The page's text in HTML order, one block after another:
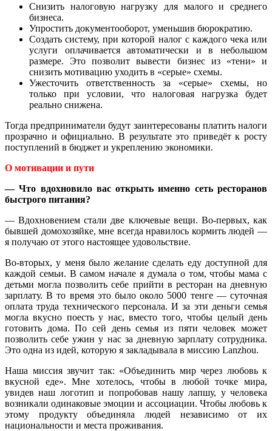
Снизить налоговую нагрузку для малого и среднего
бизнеса.
Упростить документооборот, уменьшив бюрократию.
Создать систему, при которой налог с каждого чека или
услуги оплачивается автоматически и в небольшом
размере. Это позволит вывести бизнес из «тени» и
снизить мотивацию уходить в «серые» схемы.
Ужесточить ответственность за «серые» схемы, но
только при условии, что налоговая нагрузка будет
реально снижена.
Тогда предприниматели будут заинтересованы платить налоги
прозрачно и официально. В результате это приведёт к росту
поступлений в бюджет и укреплению экономики.
О мотивации и пути
— Что вдохновило вас открыть именно сеть ресторанов
быстрого питания?
— Вдохновением стали две ключевые вещи. Во-первых, как
бывшей домохозяйке, мне всегда нравилось кормить людей —
я получаю от этого настоящее удовольствие.
Во-вторых, у меня было желание сделать еду доступной для
каждой семьи. В самом начале я думала о том, чтобы мама с
детьми могла позволить себе прийти в ресторан на дневную
зарплату. В то время это было около 5000 тенге — суточная
оплата труда технического персонала. И за эти деньги семья
могла вкусно поесть у нас, вместо того, чтобы целый день
готовить дома. По сей день семья из пяти человек может
позволить себе ужин у нас за дневную зарплату сотрудника.
Это одна из идей, которую я закладывала в миссию Lanzhou.
Наша миссия звучит так: «Объединить мир через любовь к
вкусной еде». Мне хотелось, чтобы в любой точке мира,
увидев наш логотип и попробовав нашу лапшу, у человека
возникали одинаковые эмоции и ассоциации. Чтобы любовь к
этому продукту объединяла людей независимо от их
национальности и места проживания.